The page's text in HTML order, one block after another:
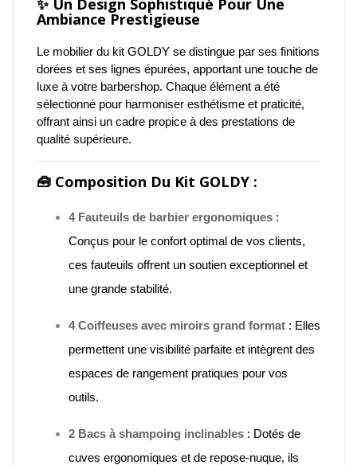
Ambiance Prestigieuse
Le mobilier du kit GOLDY se distingue par ses finitions
dorées et ses lignes épurées, apportant une touche de
luxe à votre barbershop. Chaque élément a été
sélectionné pour harmoniser esthétisme et praticité,
offrant ainsi un cadre propice à des prestations de
qualité supérieure.
🧰 Composition Du Kit GOLDY :
4 Fauteuils de barbier ergonomiques :
Conçus pour le confort optimal de vos clients,
ces fauteuils offrent un soutien exceptionnel et
une grande stabilité.
4 Coiffeuses avec miroirs grand format : Elles
permettent une visibilité parfaite et intègrent des
espaces de rangement pratiques pour vos
outils.
2 Bacs à shampoing inclinables : Dotés de
cuves ergonomiques et de repose-nuque, ils